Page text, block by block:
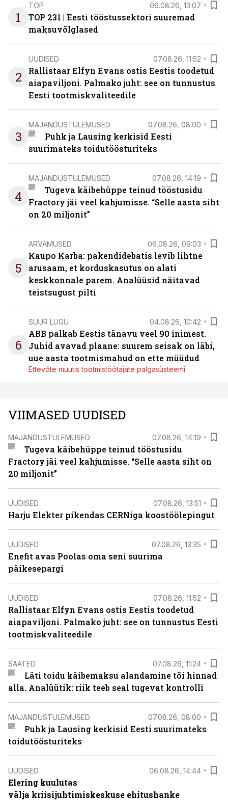
1
TOP 06.08.26, 13:07
TOP 231 | Eesti tööstussektori suuremad
maksuvõlglased
2
UUDISED 07.08.26, 11:52
Rallistaar Elfyn Evans ostis Eestis toodetud
aiapaviljoni. Palmako juht: see on tunnustus
Eesti tootmiskvaliteedile
3
MAJANDUSTULEMUSED 07.08.26, 08:00
Puhk ja Lausing kerkisid Eesti
suurimateks toidutöösturiteks
4
MAJANDUSTULEMUSED 07.08.26, 14:19
Tugeva käibehüppe teinud tööstusidu
Fractory jäi veel kahjumisse. “Selle aasta siht
on 20 miljonit”
5
ARVAMUSED 06.08.26, 09:03
Kaupo Karba: pakendidebatis levib lihtne
arusaam, et korduskasutus on alati
keskkonnale parem. Analüüsid näitavad
teistsugust pilti
6
SUUR LUGU 04.08.26, 10:42
ABB palkab Eestis tänavu veel 90 inimest.
Juhid avavad plaane: suurem seisak on läbi,
uue aasta tootmismahud on ette müüdud
Ettevõte muutis tootmistöötajate palgasüsteemi
VIIMASED UUDISED
MAJANDUSTULEMUSED 07.08.26, 14:19
Tugeva käibehüppe teinud tööstusidu
Fractory jäi veel kahjumisse. “Selle aasta siht on
20 miljonit”
UUDISED 07.08.26, 13:51
Harju Elekter pikendas CERNiga koostöölepingut
UUDISED 07.08.26, 13:35
Enefit avas Poolas oma seni suurima
päikesepargi
UUDISED 07.08.26, 11:52
Rallistaar Elfyn Evans ostis Eestis toodetud
aiapaviljoni. Palmako juht: see on tunnustus Eesti
tootmiskvaliteedile
SAATED 07.08.26, 11:24
Läti toidu käibemaksu alandamine tõi hinnad
alla. Analüütik: riik teeb seal tugevat kontrolli
MAJANDUSTULEMUSED 07.08.26, 08:00
Puhk ja Lausing kerkisid Eesti suurimateks
toidutöösturiteks
UUDISED 06.08.26, 14:44
Elering kuulutas
välja kriisijuhtimiskeskuse ehitushanke